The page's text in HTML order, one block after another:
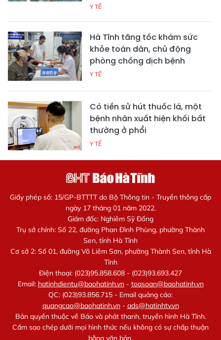
Y TẾ
Hà Tĩnh tăng tốc khám sức
khỏe toàn dân, chủ động
phòng chống dịch bệnh
Y TẾ
Có tiền sử hút thuốc lá, một
bệnh nhân xuất hiện khối bất
thường ở phổi
Y TẾ
Giấy phép số: 15/GP-BTTTT do Bộ Thông tin - Truyền thông cấp
ngày 17 tháng 01 năm 2022.
Giám đốc: Nghiêm Sỹ Đống
Trụ sở chính: Số 22, đường Phan Đình Phùng, phường Thành
Sen, tỉnh Hà Tĩnh
Cơ sở 2: Số 01, đường Võ Liêm Sơn, phường Thành Sen, tỉnh Hà
Tĩnh
Điện thoại: (023)95.858.608 - (023)93.693.427
Email: hatinhdientu@baohatinh.vn- toasoan@baohatinh.vn
QC: (023)93.856.715 - Email quảng cáo:
quangcao@baohatinh.vn- ads@hatinhtv.vn
Bản quyền thuộc về Báo và phát thanh, truyền hình Hà Tĩnh.
Cấm sao chép dưới mọi hình thức nếu không có sự chấp thuận
bằng văn bản.